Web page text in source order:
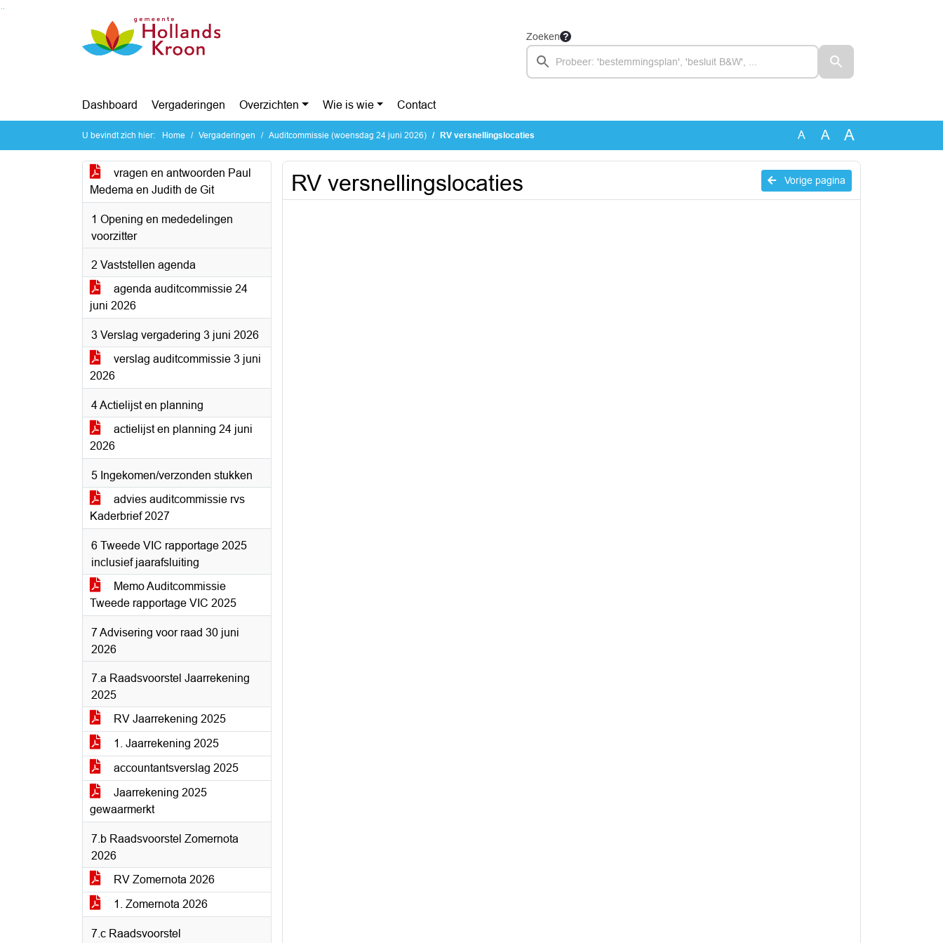
Ga naar de inhoud van deze pagina
Zoeken
Dashboard Vergaderingen Overzichten Wie is wie Contact
U bevindt zich hier: Home Vergaderingen Auditcommissie (woensdag 24 juni 2026) RV versnellingslocaties A A A
vragen en antwoorden Paul
Medema en Judith de Git
1 Opening en mededelingen
voorzitter
2 Vaststellen agenda
agenda auditcommissie 24
juni 2026
3 Verslag vergadering 3 juni 2026
verslag auditcommissie 3 juni
2026
4 Actielijst en planning
actielijst en planning 24 juni
2026
5 Ingekomen/verzonden stukken
advies auditcommissie rvs
Kaderbrief 2027
6 Tweede VIC rapportage 2025
inclusief jaarafsluiting
Memo Auditcommissie
Tweede rapportage VIC 2025
7 Advisering voor raad 30 juni
2026
7.a Raadsvoorstel Jaarrekening
2025
RV Jaarrekening 2025
1. Jaarrekening 2025
accountantsverslag 2025
Jaarrekening 2025
gewaarmerkt
7.b Raadsvoorstel Zomernota
2026
RV Zomernota 2026
1. Zomernota 2026
7.c Raadsvoorstel
Vorige pagina
RV versnellingslocaties